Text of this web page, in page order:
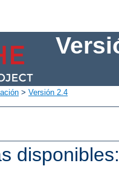
> Versión 2.4